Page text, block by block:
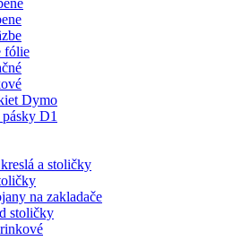
fólie
Dymo
D1
a stoličky
na zakladače
stoličky